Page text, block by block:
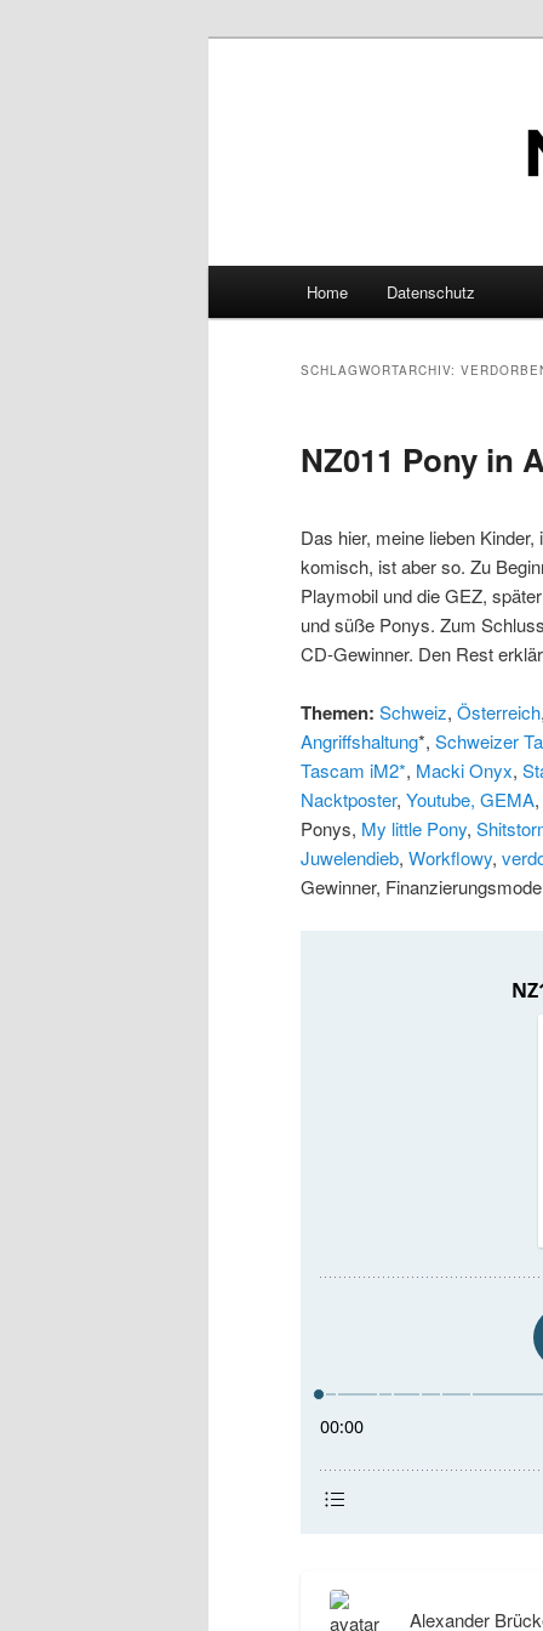
Home Datenschutz
SCHLAGWORTARCHIV:
NZ011 Pony in
Das hier, meine lieben
komisch, ist aber so. Zu
Playmobil und die GEZ,
und süße Ponys. Zum
CD-Gewinner. Den Rest
Themen: Schweiz, Österreich
Angriffshaltung*, Schweizer
Tascam iM2*, Macki Onyx,
Nacktposter, Youtube, GEMA,
Ponys, My little Pony,
Juwelendieb, Workflowy,
Gewinner,
Alexander